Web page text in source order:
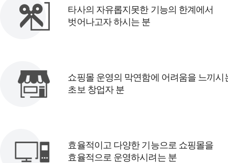
타사의 자유롭지못한 기능의 한계에서
벗어나고자 하시는 분
쇼핑몰 운영의 막연함에 어려움을 느끼시
초보 창업자 분
효율적이고 다양한 기능으로 쇼핑몰을
효율적으로 운영하시려는 분